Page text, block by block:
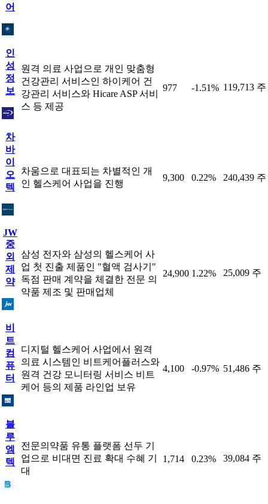
어
인
성
정
보
원격 의료 사업으로 개인 맞춤형
건강관리 서비스인 하이케어 건
강관리 서비스와 Hicare ASP 서비
스 등 제공
977 -1.51% 119,713 주
차
바
이
오
텍
차움으로 대표되는 차별적인 개
인 헬스케어 사업을 진행
9,300 0.22% 240,439 주
JW
중
외
제
약
삼성 전자와 삼성의 헬스케어 사
업 첫 진출 제품인 "혈액 검사기"
독점 판매 계약을 체결한 전문 의
약품 제조 및 판매업체
24,900 1.22% 25,009 주
비
트
컴
퓨
터
디지털 헬스케어 사업에서 원격
의료 시스템인 비트케어플러스와
원격 건강 모니터링 서비스 비트
케어 등의 제품 라인업 보유
4,100 -0.97% 51,486 주
블
루
엠
텍
전문의약품 유통 플랫폼 선두 기
업으로 비대면 진료 확대 수혜 기
대
1,714 0.23% 39,084 주